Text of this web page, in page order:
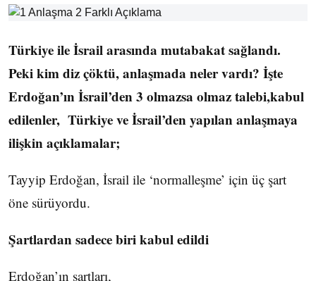
Türkiye ile İsrail arasında mutabakat sağlandı.
Peki kim diz çöktü, anlaşmada neler vardı? İşte
Erdoğan’ın İsrail’den 3 olmazsa olmaz talebi,kabul
edilenler, Türkiye ve İsrail’den yapılan anlaşmaya
ilişkin açıklamalar;
Tayyip Erdoğan, İsrail ile ‘normalleşme’ için üç şart
öne sürüyordu.
Şartlardan sadece biri kabul edildi
Erdoğan’ın şartları,